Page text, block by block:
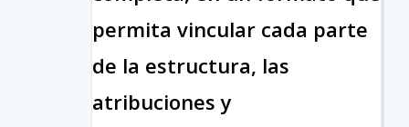
permita vincular cada parte
de la estructura, las
atribuciones y